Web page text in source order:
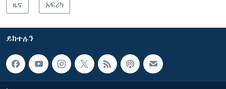
ዜና አፍሪካ
ይከተሉን